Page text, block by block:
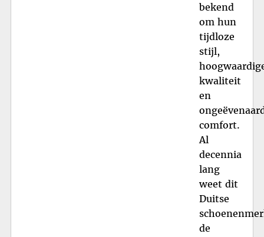
bekend
om hun
tijdloze
stijl,
kwaliteit
en
comfort.
Al
decennia
lang
weet dit
Duitse
de